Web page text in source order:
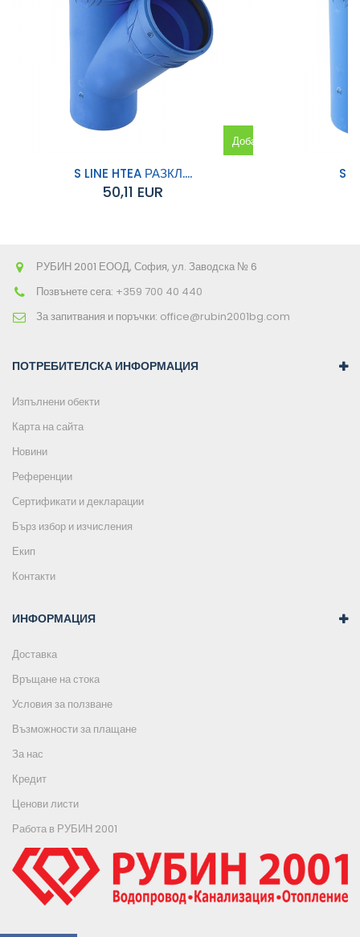
Добавяне
S LINE HTEA РАЗКЛ....
50,11 EUR
S
РУБИН 2001 ЕООД, София, ул. Заводска № 6
Позвънете сега: +359 700 40 440
За запитвания и поръчки: office@rubin2001bg.com
ПОТРЕБИТЕЛСКА ИНФОРМАЦИЯ
Изпълнени обекти
Карта на сайта
Новини
Референции
Сертификати и декларации
Бърз избор и изчисления
Екип
Контакти
ИНФОРМАЦИЯ
Доставка
Връщане на стока
Условия за ползване
Възможности за плащане
За нас
Кредит
Ценови листи
Работа в РУБИН 2001